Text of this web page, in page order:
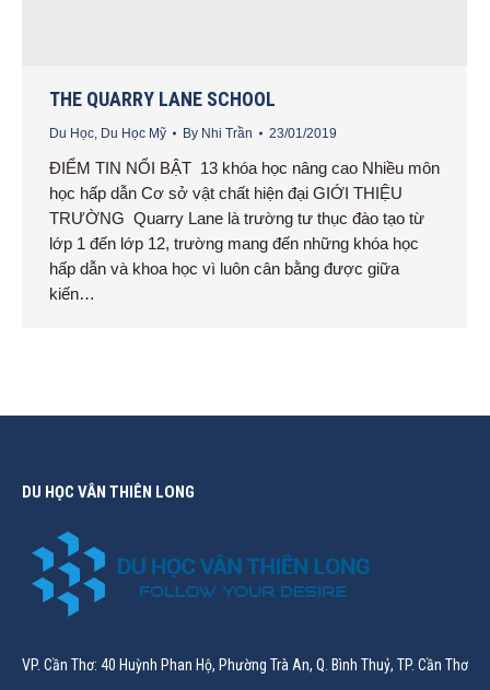
THE QUARRY LANE SCHOOL
Du Học, Du Học Mỹ By Nhi Trần 23/01/2019
ĐIỂM TIN NỔI BẬT 13 khóa học nâng cao Nhiều môn
học hấp dẫn Cơ sở vật chất hiện đại GIỚI THIỆU
TRƯỜNG Quarry Lane là trường tư thục đào tạo từ
lớp 1 đến lớp 12, trường mang đến những khóa học
hấp dẫn và khoa học vì luôn cân bằng được giữa
kiến…
DU HỌC VÂN THIÊN LONG
VP. Cần Thơ: 40 Huỳnh Phan Hộ, Phường Trà An, Q. Bình Thuỷ, TP. Cần Thơ